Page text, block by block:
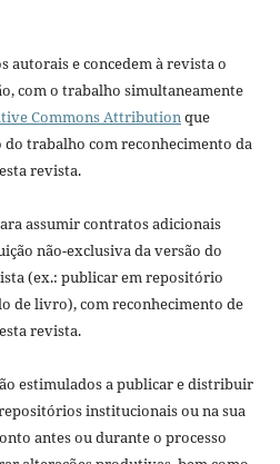
autorais e concedem à revista o
com o trabalho simultaneamente
Commons Attributionque
trabalho com reconhecimento da
revista.
assumir contratos adicionais
não-exclusiva da versão do
(ex.: publicar em repositório
de livro), com reconhecimento de
revista.
estimulados a publicar e distribuir
institucionais ou na sua
antes ou durante o processo